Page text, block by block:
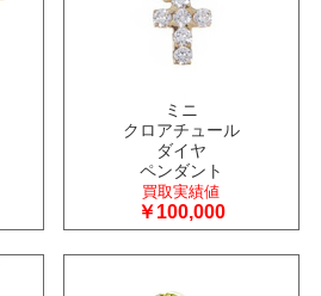
ミニ
クロアチュール
ダイヤ
ペンダント
買取実績値
￥100,000